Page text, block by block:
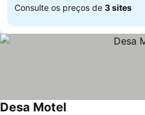
Consulte os preços de 3 sites
Desa Motel